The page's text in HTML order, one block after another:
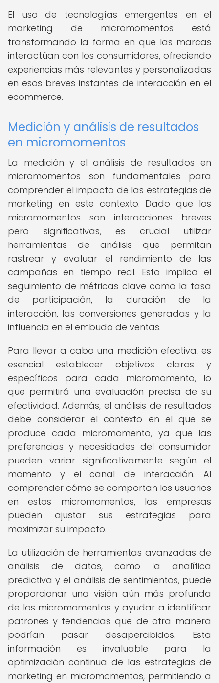
El uso de tecnologías emergentes en el
marketing de micromomentos está
transformando la forma en que las marcas
interactúan con los consumidores, ofreciendo
experiencias más relevantes y personalizadas
en esos breves instantes de interacción en el
ecommerce.
Medición y análisis de resultados
en micromomentos
La medición y el análisis de resultados en
micromomentos son fundamentales para
comprender el impacto de las estrategias de
marketing en este contexto. Dado que los
micromomentos son interacciones breves
pero significativas, es crucial utilizar
herramientas de análisis que permitan
rastrear y evaluar el rendimiento de las
campañas en tiempo real. Esto implica el
seguimiento de métricas clave como la tasa
de participación, la duración de la
interacción, las conversiones generadas y la
influencia en el embudo de ventas.
Para llevar a cabo una medición efectiva, es
esencial establecer objetivos claros y
específicos para cada micromomento, lo
que permitirá una evaluación precisa de su
efectividad. Además, el análisis de resultados
debe considerar el contexto en el que se
produce cada micromomento, ya que las
preferencias y necesidades del consumidor
pueden variar significativamente según el
momento y el canal de interacción. Al
comprender cómo se comportan los usuarios
en estos micromomentos, las empresas
pueden ajustar sus estrategias para
maximizar su impacto.
La utilización de herramientas avanzadas de
análisis de datos, como la analítica
predictiva y el análisis de sentimientos, puede
proporcionar una visión aún más profunda
de los micromomentos y ayudar a identificar
patrones y tendencias que de otra manera
podrían pasar desapercibidos. Esta
información es invaluable para la
optimización continua de las estrategias de
marketing en micromomentos, permitiendo a